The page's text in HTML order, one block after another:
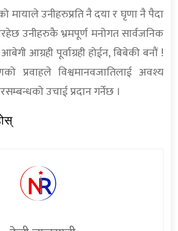
मायाले उनीहरुप्रति नै दया र घृणा नै पैदा
उनीहरुकै भ्रमपूर्ण मनोगत सार्वजनिक
आग्रही पूर्वाग्रही होईन, बिबेकी बनौं !
प्रवाहले विश्वमानवजातिलाई अवश्य
उचाई प्रदान गर्नेछ ।